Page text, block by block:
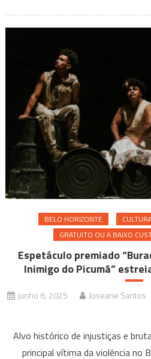
preços
BELO HORIZONTE
GRATUITO OU A BAIXO
Espetáculo premiado
Inimigo do Picumã”
junho 6, 2025 Joseane Santos
Alvo histórico de injustiças e
principal vítima da violência no